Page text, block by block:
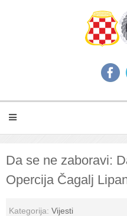
Da se ne zaboravi:
Opercija Čagalj
Kategorija: Vijesti